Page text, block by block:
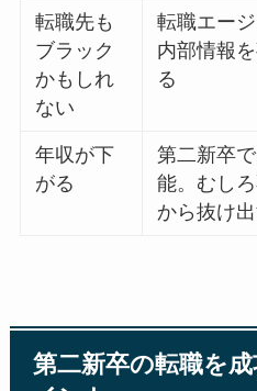
転職先も
ブラック
かもしれ
ない
転職エー
内部情報
る
年収が下
がる
第二新卒
能。むし
から抜け
第二新卒の転職を